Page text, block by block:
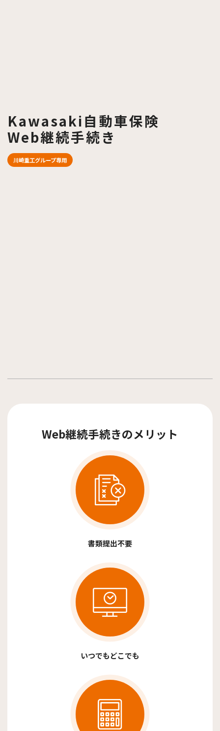
Kawasaki自動車保険
Web継続手続き
川崎重工グループ専用
Web継続手続きのメリット
書類提出不要
いつでもどこでも